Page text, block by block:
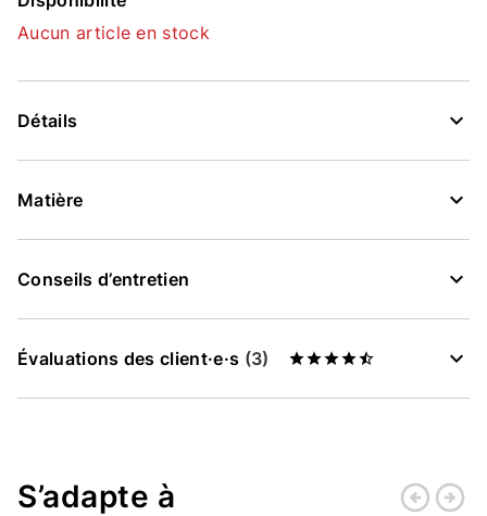
Aucun article en stock
Détails
Matière
Conseils d’entretien
Évaluations des client·e·s (3)
S’adapte à arrow_circle_leftarrow_circle_right